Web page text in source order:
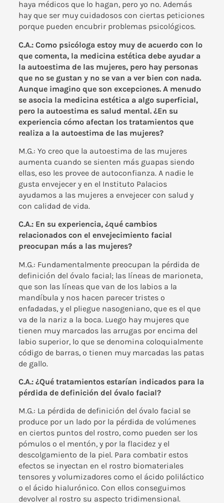
haya médicos que lo hagan, pero yo no. Además
hay que ser muy cuidadosos con ciertas peticiones
porque pueden encubrir problemas psicológicos.
C.A.: Como psicóloga estoy muy de acuerdo con lo
que comenta, la medicina estética debe ayudar a
la autoestima de las mujeres, pero hay personas
que no se gustan y no se van a ver bien con nada.
Aunque imagino que son excepciones. A menudo
se asocia la medicina estética a algo superficial,
pero la autoestima es salud mental. ¿En su
experiencia cómo afectan los tratamientos que
realiza a la autoestima de las mujeres?
M.G.: Yo creo que la autoestima de las mujeres
aumenta cuando se sienten más guapas siendo
ellas, eso les provee de autoconfianza. A nadie le
gusta envejecer y en el Instituto Palacios
ayudamos a las mujeres a envejecer con salud y
con calidad de vida.
C.A.: En su experiencia, ¿qué cambios
relacionados con el envejecimiento facial
preocupan más a las mujeres?
M.G.: Fundamentalmente preocupan la pérdida de
definición del óvalo facial; las líneas de marioneta,
que son las líneas que van de los labios a la
mandíbula y nos hacen parecer tristes o
enfadadas, y el pliegue nasogeniano, que es el que
va de la nariz a la boca. Luego hay mujeres que
tienen muy marcados las arrugas por encima del
labio superior, lo que se denomina coloquialmente
código de barras, o tienen muy marcadas las patas
de gallo.
C.A.: ¿Qué tratamientos estarían indicados para la
pérdida de definición del óvalo facial?
M.G.: La pérdida de definición del óvalo facial se
produce por un lado por la pérdida de volúmenes
en ciertos puntos del rostro, como pueden ser los
pómulos o el mentón, y por la flacidez y el
descolgamiento de la piel. Para combatir estos
efectos se inyectan en el rostro biomateriales
tensores y volumizadores como el ácido poliláctico
o el ácido hialurónico. Con ellos conseguimos
devolver al rostro su aspecto tridimensional.